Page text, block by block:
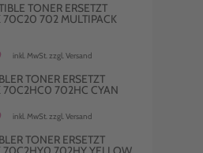
TONER ERSETZT
70C20 702 MULTIPACK
inkl. MwSt. zzgl. Versand
TONER ERSETZT
70C2HC0 702HC CYAN
inkl. MwSt. zzgl. Versand
TONER ERSETZT